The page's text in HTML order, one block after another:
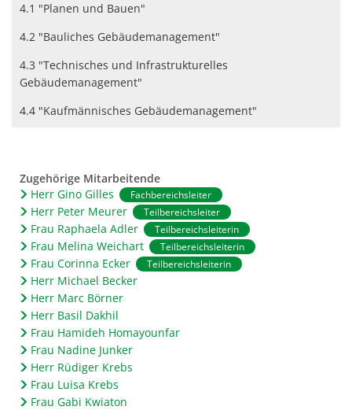
4.1 "Planen und Bauen"
4.2 "Bauliches Gebäudemanagement"
4.3 "Technisches und Infrastrukturelles
Gebäudemanagement"
4.4 "Kaufmännisches Gebäudemanagement"
Zugehörige Mitarbeitende
Herr Gino Gilles
Fachbereichsleiter
Herr Peter Meurer Teilbereichsleiter
Frau Raphaela Adler Teilbereichsleiterin
Frau Melina Weichart Teilbereichsleiterin
Frau Corinna Ecker Teilbereichsleiterin
Herr Michael Becker
Herr Marc Börner
Herr Basil Dakhil
Frau Hamideh Homayounfar
Frau Nadine Junker
Herr Rüdiger Krebs
Frau Luisa Krebs
Frau Gabi Kwiaton